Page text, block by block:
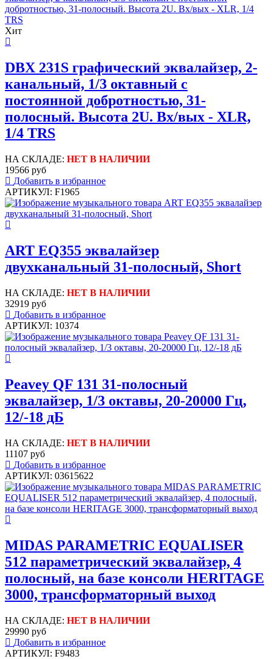
Хит
DBX 231S графический эквалайзер, 2-
канальный, 1/3 октавный с
постоянной добротностью, 31-
полосный. Высота 2U. Вх/вых - XLR,
1/4 TRS
НА СКЛАДЕ: НЕТ В НАЛИЧИИ
19566 руб
Добавить в избранное
АРТИКУЛ: F1965
ART EQ355 эквалайзер
двухканальный 31-полосный, Short
НА СКЛАДЕ: НЕТ В НАЛИЧИИ
32919 руб
Добавить в избранное
АРТИКУЛ: 10374
Peavey QF 131 31-полосный
эквалайзер, 1/3 октавы, 20-20000 Гц,
12/-18 дБ
НА СКЛАДЕ: НЕТ В НАЛИЧИИ
11107 руб
Добавить в избранное
АРТИКУЛ: 03615622
MIDAS PARAMETRIC EQUALISER
512 параметрический эквалайзер, 4
полосный, на базе консоли HERITAGE
3000, трансформаторный выход
НА СКЛАДЕ: НЕТ В НАЛИЧИИ
29990 руб
Добавить в избранное
АРТИКУЛ: F9483